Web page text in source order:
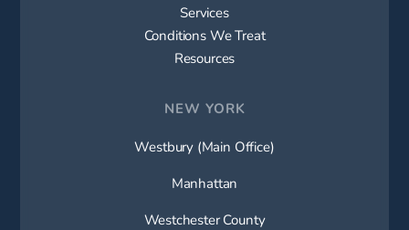
Services
Conditions We Treat
Resources
NEW YORK
Westbury (Main Office)
Manhattan
Westchester County